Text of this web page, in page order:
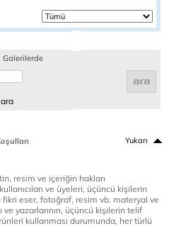
Galerilerde
Yukarı
resim ve içeriğin hakları
ve üyeleri, üçüncü kişilerin
eser, fotoğraf, resim vb. materyal ve
yazarlarının, üçüncü kişilerin telif
kullanması durumunda, her türlü